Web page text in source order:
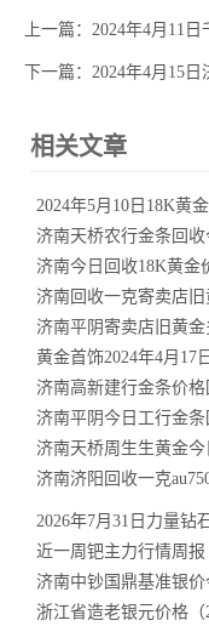
上一篇： 2024年4月11
下一篇： 2024年4月15
相关文章
2024年5月10日18K黄
济南天桥农行金条回
济南今日回收18K黄金
济南回收一克寄卖店
济南平阴寄卖店旧黄金
黄金首饰2024年4月17
济南高新建行金条价格
济南平阴今日工行金条
济南天桥周生生黄金
济南济阳回收一克
2026年7月31日力量钻
近一周钯主力行情周报
济南中钞国鼎基准银价
浙江省造老银元价格（